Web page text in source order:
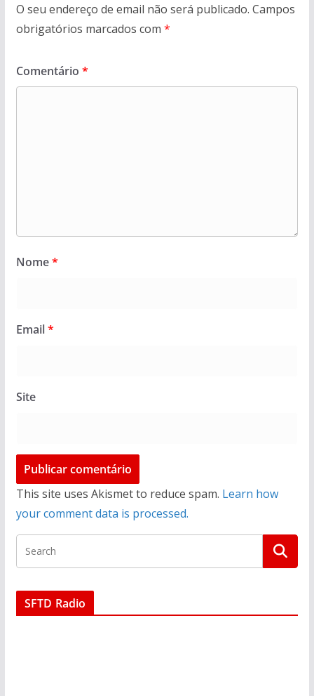
O seu endereço de email não será publicado. Campos
obrigatórios marcados com *
Comentário *
Nome*
Email*
Site
This site uses Akismet to reduce spam. Learn how
your comment data is processed.
SFTD Radio